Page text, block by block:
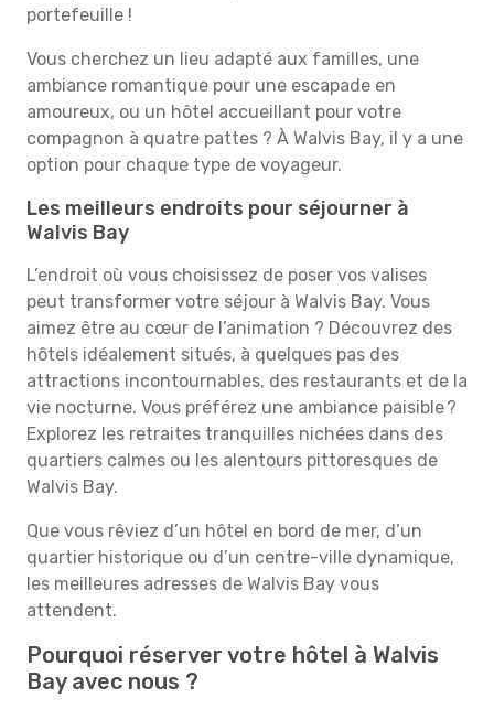
portefeuille !
Vous cherchez un lieu adapté aux familles, une
ambiance romantique pour une escapade en
amoureux, ou un hôtel accueillant pour votre
compagnon à quatre pattes ? À Walvis Bay, il y a une
option pour chaque type de voyageur.
Les meilleurs endroits pour séjourner à
Walvis Bay
L’endroit où vous choisissez de poser vos valises
peut transformer votre séjour à Walvis Bay. Vous
aimez être au cœur de l’animation ? Découvrez des
hôtels idéalement situés, à quelques pas des
attractions incontournables, des restaurants et de la
vie nocturne. Vous préférez une ambiance paisible ?
Explorez les retraites tranquilles nichées dans des
quartiers calmes ou les alentours pittoresques de
Walvis Bay.
Que vous rêviez d’un hôtel en bord de mer, d’un
quartier historique ou d’un centre-ville dynamique,
les meilleures adresses de Walvis Bay vous
attendent.
Pourquoi réserver votre hôtel à Walvis
Bay avec nous ?